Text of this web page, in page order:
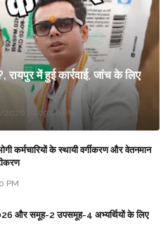
में हुई कार्रवाई, जांच के लिए
10:09:00 PM
कर्मचारियों के स्थायी वर्गीकरण और वेतनमान
PM
और समूह-2 उपसमूह-4 अभ्यर्थियों के लिए